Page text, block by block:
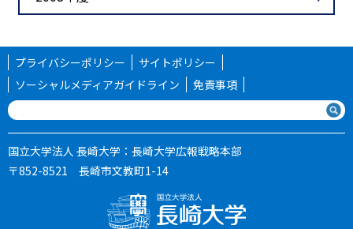
プライバシーポリシー
サイトポリシー
ソーシャルメディアガイドライン
免責事項
国立大学法人 長崎大学：長崎大学広報戦略本部
〒852-8521 長崎市文教町1-14